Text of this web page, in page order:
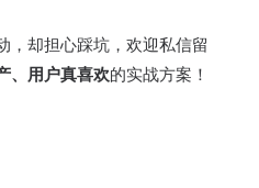
，却担心踩坑，欢迎私信留
、用户真喜欢的实战方案！